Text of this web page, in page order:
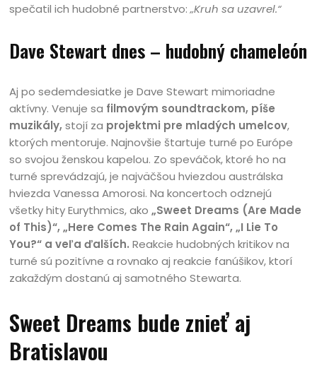
spečatil ich hudobné partnerstvo:„Kruh sa uzavrel.“
Dave Stewart dnes – hudobný chameleón
Aj po sedemdesiatke je Dave Stewart mimoriadne
aktívny. Venuje sa filmovým soundtrackom, píše
muzikály,stojí za projektmi pre mladých umelcov,
ktorých mentoruje. Najnovšie štartuje turné po Európe
so svojou ženskou kapelou. Zo speváčok, ktoré ho na
turné sprevádzajú, je najväčšou hviezdou austrálska
hviezda Vanessa Amorosi. Na koncertoch odznejú
všetky hity Eurythmics, ako„Sweet Dreams (Are Made
of This)“, „Here Comes The Rain Again“, „I Lie To
You?“ a veľa ďalších.Reakcie hudobných kritikov na
turné sú pozitívne a rovnako aj reakcie fanúšikov, ktorí
zakaždým dostanú aj samotného Stewarta.
Sweet Dreams bude znieť aj
Bratislavou